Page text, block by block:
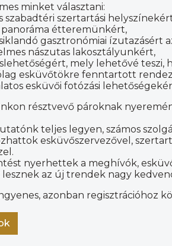
minket választani:
szabadtéri szertartási
panoráma étteremünkért,
gasztronómiai ízutazásért
nászutas lakosztályunkért,
mely lehetővé
esküvőtökre fenntartott
esküvői fotózási
résztvevő pároknak
teljes legyen, számos
esküvőszervezővel,
nyerhettek a meghívók,
az új trendek nagy
azonban regisztrációhoz